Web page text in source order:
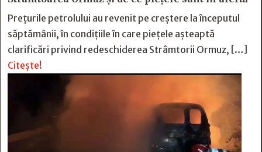
Prețurile petrolului au revenit pe creștere la începutul
săptămânii, în condițiile în care piețele așteaptă
clarificări privind redeschiderea Strâmtorii Ormuz, […]
Citește!